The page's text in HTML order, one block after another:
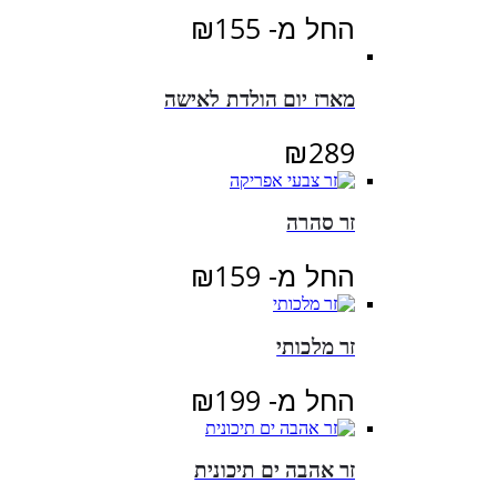
החל מ- ₪155
מארז יום הולדת לאישה
₪289
זר סהרה
החל מ- ₪159
זר מלכותי
החל מ- ₪199
זר אהבה ים תיכונית